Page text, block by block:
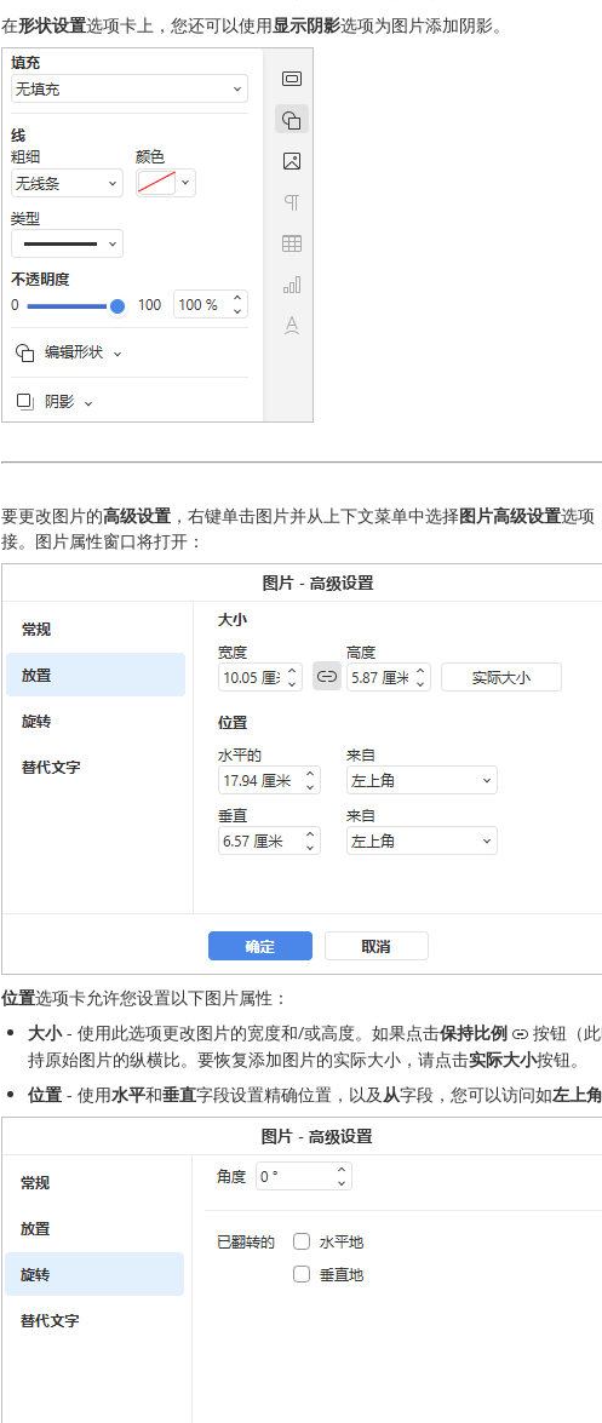
在形状设置选项卡上，您还可以使用显示阴影选项为图片添加阴影。
要更改图片的高级设置 ，右键单击图片并从上下文菜单中选择图片高级设置选项
接。图片属性窗口将打开：
位置选项卡允许您设置以下图片属性：
大小- 使用此选项更改图片的宽度和/或高度。如果点击保持比例 按钮（
持原始图片的纵横比。要恢复添加图片的实际大小，请点击实际大小按钮。
位置 - 使用水平和垂直字段设置精确位置，以及从字段，您可以访问如左上角